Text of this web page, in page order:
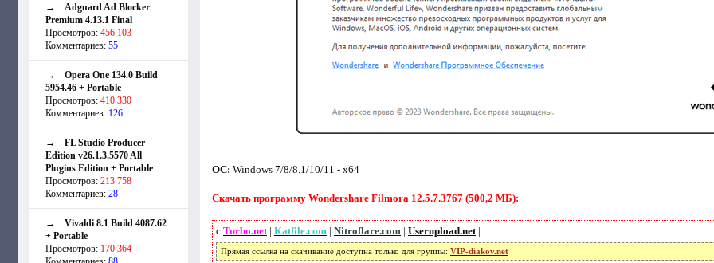
→ Adguard Ad Blocker
Premium 4.13.1 Final
Просмотров: 456 103
Комментариев: 55
→ Opera One 134.0 Build
5954.46 + Portable
Просмотров: 410 330
Комментариев: 126
→ FL Studio Producer
Edition v26.1.3.5570 All
Plugins Edition + Portable
Просмотров: 213 758
Комментариев: 28
→ Vivaldi 8.1 Build 4087.62
+ Portable
Просмотров: 170 364
ОС: Windows 7/8/8.1/10/11 - x64
Скачать программу Wondershare Filmora 12.5.7.3767 (500,2 МБ):
с Turbo.net| Katfile.com | Nitroflare.com | Userupload.net|
Прямая ссылка на скачивание доступна только для группы: VIP-diakov.net